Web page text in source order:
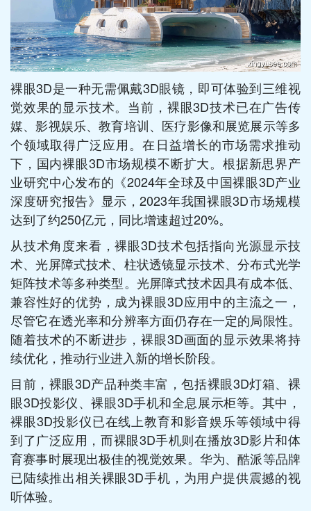
裸眼3D是一种无需佩戴3D眼镜，即可体验到三维视
觉效果的显示技术。当前，裸眼3D技术已在广告传
媒、影视娱乐、教育培训、医疗影像和展览展示等多
个领域取得广泛应用。在日益增长的市场需求推动
下，国内裸眼3D市场规模不断扩大。根据新思界产
业研究中心发布的《2024年全球及中国裸眼3D产业
深度研究报告》显示，2023年我国裸眼3D市场规模
达到了约250亿元，同比增速超过20%。
从技术角度来看，裸眼3D技术包括指向光源显示技
术、光屏障式技术、柱状透镜显示技术、分布式光学
矩阵技术等多种类型。光屏障式技术因具有成本低、
兼容性好的优势，成为裸眼3D应用中的主流之一，
尽管它在透光率和分辨率方面仍存在一定的局限性。
随着技术的不断进步，裸眼3D画面的显示效果将持
续优化，推动行业进入新的增长阶段。
目前，裸眼3D产品种类丰富，包括裸眼3D灯箱、裸
眼3D投影仪、裸眼3D手机和全息展示柜等。其中，
裸眼3D投影仪已在线上教育和影音娱乐等领域中得
到了广泛应用，而裸眼3D手机则在播放3D影片和体
育赛事时展现出极佳的视觉效果。华为、酷派等品牌
已陆续推出相关裸眼3D手机，为用户提供震撼的视
听体验。